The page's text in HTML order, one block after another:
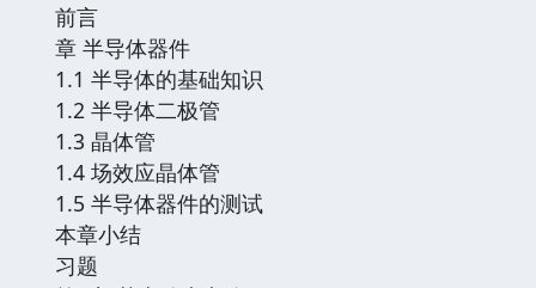
前言
章 半导体器件
1.1 半导体的基础知识
1.2 半导体二极管
1.3 晶体管
1.4 场效应晶体管
1.5 半导体器件的测试
本章小结
习题